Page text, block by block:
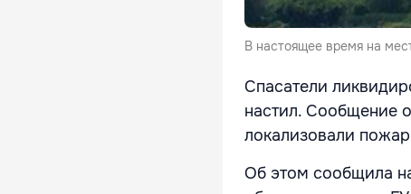
В настоящее время на
Спасатели
настил. Сообщение
локализовали
Об этом сообщила